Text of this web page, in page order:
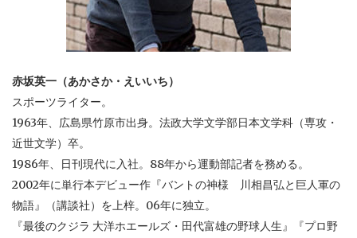
赤坂英一（あかさか・えいいち）
スポーツライター。
1963年、広島県竹原市出身。法政大学文学部日本文学科（専攻・
近世文学）卒。
1986年、日刊現代に入社。88年から運動部記者を務める。
2002年に単行本デビュー作『バントの神様 川相昌弘と巨人軍の
物語』（講談社）を上梓。06年に独立。
『最後のクジラ 大洋ホエールズ・田代富雄の野球人生』『プロ野